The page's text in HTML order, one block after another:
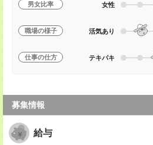
男女比率 女性
職場の様子 活気あり
仕事の仕方 テキパキ
募集情報
給与